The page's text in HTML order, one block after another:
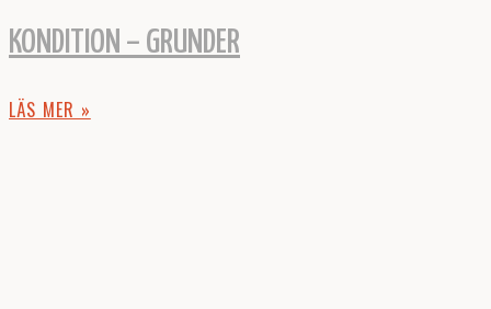
KONDITION – GRUNDER
LÄS MER »